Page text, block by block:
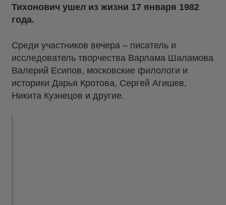
Тихонович ушел из жизни 17 января 1982
года.
Среди участников вечера – писатель и
исследователь творчества Варлама Шаламова
Валерий Есипов, московские филологи и
историки Дарья Кротова, Сергей Агишев,
Никита Кузнецов и другие.